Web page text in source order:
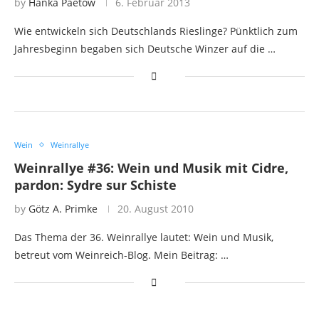
by Hanka Paetow 6. Februar 2013
Wie entwickeln sich Deutschlands Rieslinge? Pünktlich zum
Jahresbeginn begaben sich Deutsche Winzer auf die …
Wein Weinrallye
Weinrallye #36: Wein und Musik mit Cidre,
pardon: Sydre sur Schiste
by Götz A. Primke 20. August 2010
Das Thema der 36. Weinrallye lautet: Wein und Musik,
betreut vom Weinreich-Blog. Mein Beitrag: …